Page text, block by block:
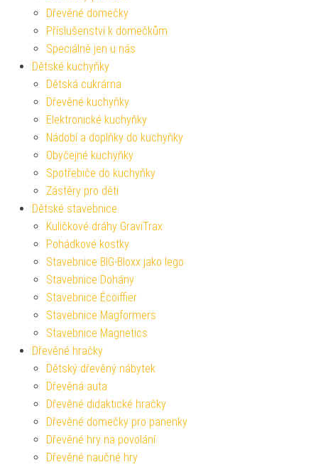
Dřevěné domečky
Příslušenství k domečkům
Speciálně jen u nás
Dětské kuchyňky
Dětská cukrárna
Dřevěné kuchyňky
Elektronické kuchyňky
Nádobí a doplňky do kuchyňky
Obyčejné kuchyňky
Spotřebiče do kuchyňky
Zástěry pro děti
Dětské stavebnice
Kuličkové dráhy GraviTrax
Pohádkové kostky
Stavebnice BIG-Bloxx jako lego
Stavebnice Dohány
Stavebnice Écoiffier
Stavebnice Magformers
Stavebnice Magnetics
Dřevěné hračky
Dětský dřevěný nábytek
Dřevěná auta
Dřevěné didaktické hračky
Dřevěné domečky pro panenky
Dřevěné hry na povolání
Dřevěné naučné hry